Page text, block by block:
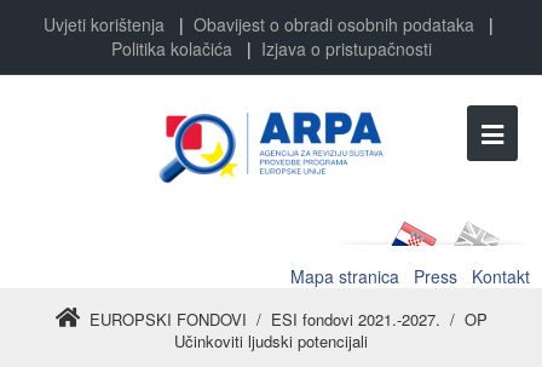
Uvjeti korištenja | Obavijest o obradi osobnih podataka |
Politika kolačića| Izjava o pristupačnosti
Mapa stranica Press Kontakt
EUROPSKI FONDOVI / ESI fondovi 2021.-2027. / OP
Učinkoviti ljudski potencijali